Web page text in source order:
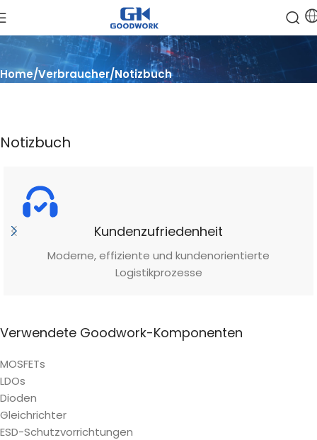
Home Verbraucher Notizbuch
Notizbuch
Kundenzufriedenheit
Moderne, effiziente und kundenorientierte
Logistikprozesse
Verwendete Goodwork-Komponenten
MOSFETs
LDOs
Dioden
Gleichrichter
ESD-Schutzvorrichtungen